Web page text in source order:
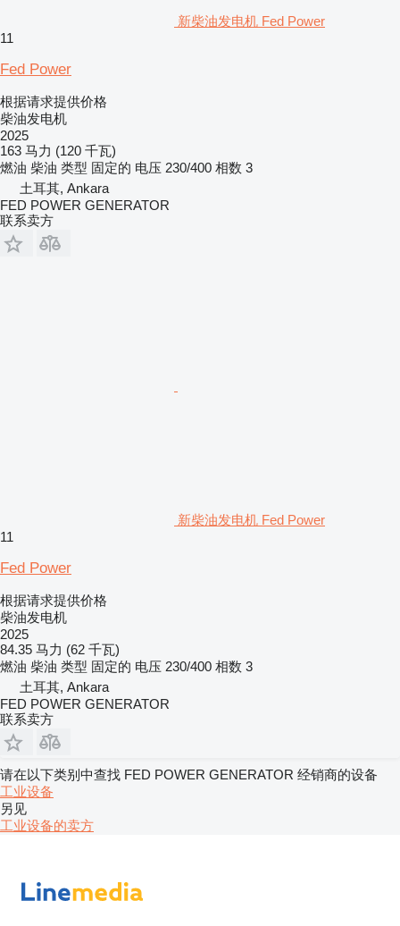
新柴油发电机 Fed Power
11
Fed Power
根据请求提供价格
柴油发电机
2025
163 马力 (120 千瓦)
燃油 柴油 类型 固定的 电压 230/400 相数 3
土耳其, Ankara
FED POWER GENERATOR
联系卖方
新柴油发电机 Fed Power
11
Fed Power
根据请求提供价格
柴油发电机
2025
84.35 马力 (62 千瓦)
燃油 柴油 类型 固定的 电压 230/400 相数 3
土耳其, Ankara
FED POWER GENERATOR
联系卖方
请在以下类别中查找 FED POWER GENERATOR 经销商的设备
工业设备
另见
工业设备的卖方